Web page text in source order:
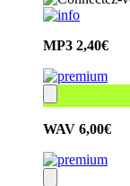
MP3 2,40€
WAV 6,00€